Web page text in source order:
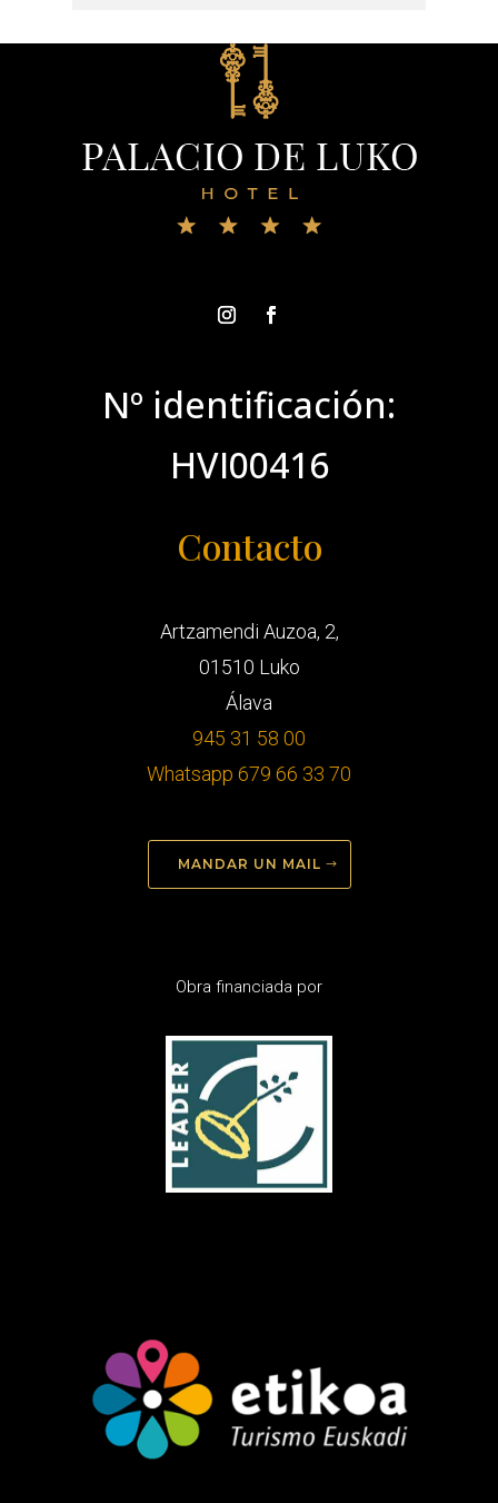
Nº identificación:
HVI00416
Contacto
Artzamendi Auzoa, 2,
01510 Luko
Álava
945 31 58 00
Whatsapp 679 66 33 70
MANDAR UN MAIL
Obra financiada por